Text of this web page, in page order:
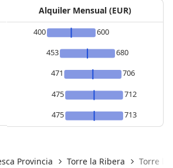
Alquiler Mensual (EUR)
400
600
453
680
471
706
475
712
475
713
Provincia Torre la Ribera Torre la